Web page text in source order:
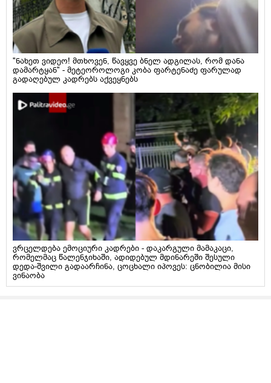
"ნახეთ ვიდეო! მთხოვენ, წავყვე ბნელ ადგილას, რომ დანა
დამარტყან" - მეტეოროლოგი კობა ფარტენაძე ფარულად
გადაღებულ კადრებს აქვეყნებს
ვრცელდება ემოციური კადრები - დაკარგული მამაკაცი,
რომელმაც წალენჯიხაში, ადიდებულ მდინარეში შესული
დედა-შვილი გადაარჩინა, ცოცხალი იპოვეს: ცნობილია მისი
ვინაობა